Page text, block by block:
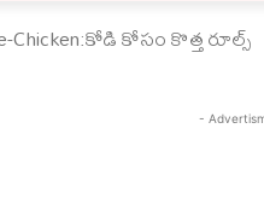
Chicken:కోడి కోసం కొత్త రూల్స్
-